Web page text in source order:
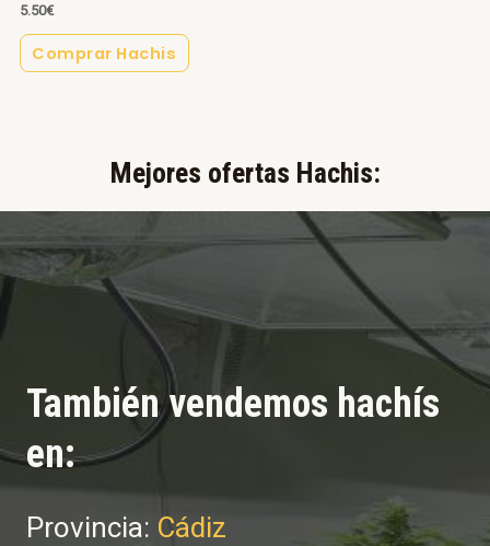
5.50€
Comprar Hachis
Mejores ofertas Hachis:​
También vendemos hachís
en:
Provincia: Cádiz